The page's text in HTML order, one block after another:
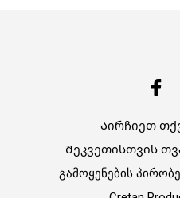
Აირჩიეთ
Შეკვეთისთვის
გამოყენების